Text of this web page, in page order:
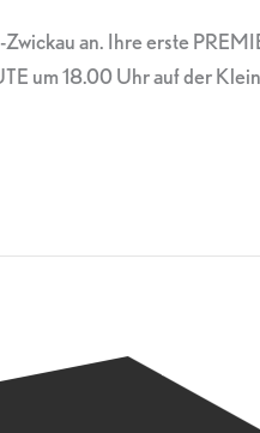
an. Ihre erste
um 18.00 Uhr auf der